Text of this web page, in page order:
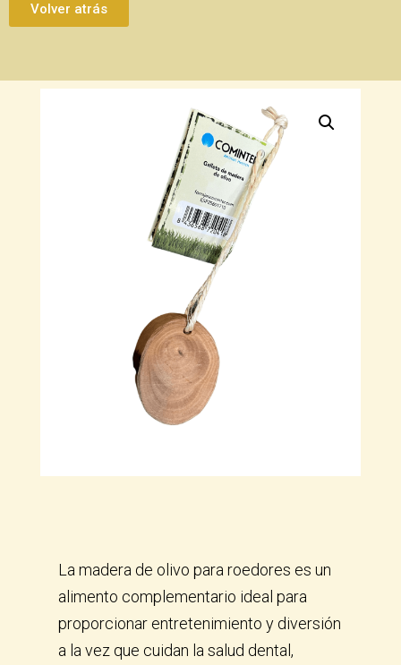
Volver atrás
La madera de olivo para roedores es un
alimento complementario ideal para
proporcionar entretenimiento y diversión
a la vez que cuidan la salud dental,